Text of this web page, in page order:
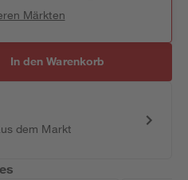
Märkten
In den Warenkorb
dem Markt